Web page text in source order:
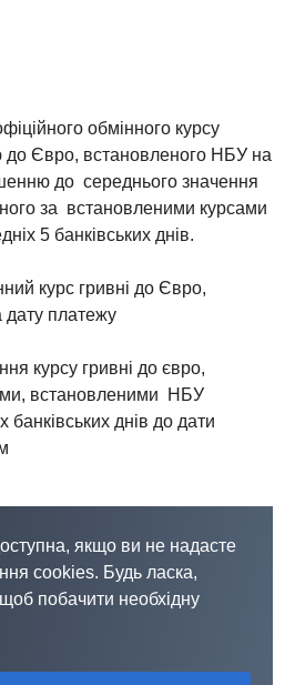
обмінного курсу
до Євро, встановленого НБУ на
до середнього значення
за встановленими курсами
5 банківських днів.
курс гривні до Євро,
платежу
курсу гривні до євро,
встановленими НБУ
банківських днів до дати
якщо ви не надасте
cookies. Будь ласка,
побачити необхідну